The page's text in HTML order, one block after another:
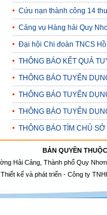
Cứu nạn thành công 14
Cảng vụ Hàng hải Quy
Đại hội Chi đoàn TNCS
THÔNG BÁO KẾT QUẢ
THÔNG BÁO TUYỂN
THÔNG BÁO TUYỂN
THÔNG BÁO TUYỂN
THÔNG BÁO TÌM CHỦ
BẢN QUYỀN
Hải Cảng, Thành phố Quy
Thiết kế và phát triển - Công ty